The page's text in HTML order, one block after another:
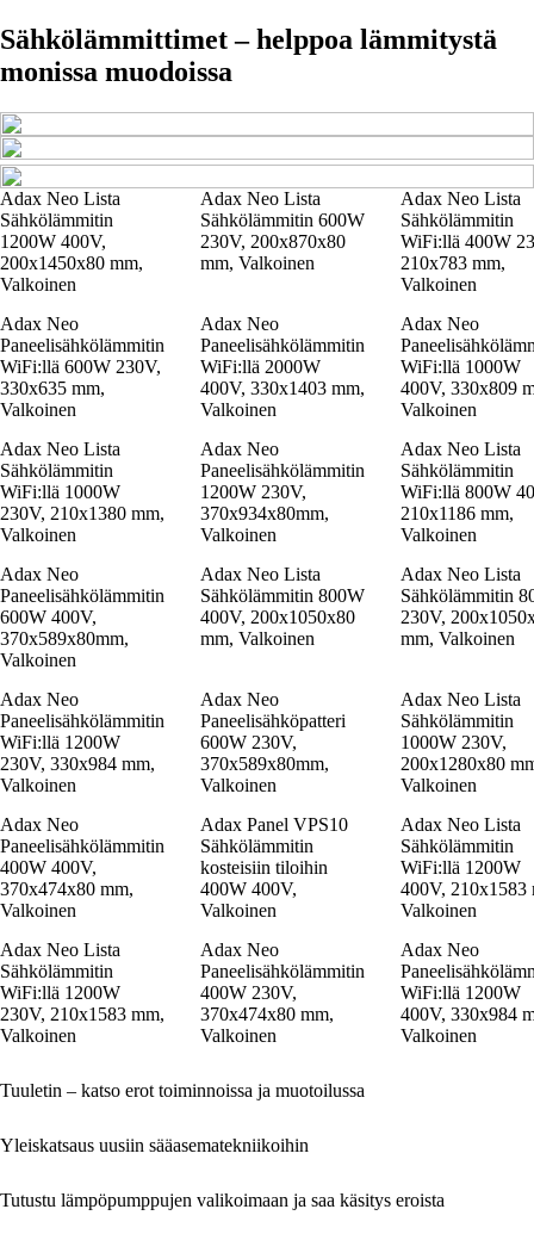
Sähkölämmittimet – helppoa lämmitystä
monissa muodoissa
Adax Neo Lista
Sähkölämmitin
1200W 400V,
200x1450x80 mm,
Valkoinen
Adax Neo Lista
Sähkölämmitin 600W
230V, 200x870x80
mm, Valkoinen
Adax Neo Lista
Sähkölämmitin
WiFi:llä 400W
210x783 mm,
Valkoinen
Adax Neo
Paneelisähkölämmitin
WiFi:llä 600W 230V,
330x635 mm,
Valkoinen
Adax Neo
Paneelisähkölämmitin
WiFi:llä 2000W
400V, 330x1403 mm,
Valkoinen
Adax Neo
WiFi:llä 1000W
400V, 330x809
Valkoinen
Adax Neo Lista
Sähkölämmitin
WiFi:llä 1000W
230V, 210x1380 mm,
Valkoinen
Adax Neo
Paneelisähkölämmitin
1200W 230V,
370x934x80mm,
Valkoinen
Adax Neo Lista
Sähkölämmitin
WiFi:llä 800W
210x1186 mm,
Valkoinen
Adax Neo
Paneelisähkölämmitin
600W 400V,
370x589x80mm,
Valkoinen
Adax Neo Lista
Sähkölämmitin 800W
400V, 200x1050x80
mm, Valkoinen
Adax Neo Lista
Sähkölämmitin
230V,
mm, Valkoinen
Adax Neo
Paneelisähkölämmitin
WiFi:llä 1200W
230V, 330x984 mm,
Valkoinen
Adax Neo
Paneelisähköpatteri
600W 230V,
370x589x80mm,
Valkoinen
Adax Neo Lista
Sähkölämmitin
1000W 230V,
200x1280x80
Valkoinen
Adax Neo
Paneelisähkölämmitin
400W 400V,
370x474x80 mm,
Valkoinen
Adax Panel VPS10
Sähkölämmitin
kosteisiin tiloihin
400W 400V,
Valkoinen
Adax Neo Lista
Sähkölämmitin
WiFi:llä 1200W
400V, 210x1583
Valkoinen
Adax Neo Lista
Sähkölämmitin
WiFi:llä 1200W
230V, 210x1583 mm,
Valkoinen
Adax Neo
Paneelisähkölämmitin
400W 230V,
370x474x80 mm,
Valkoinen
Adax Neo
WiFi:llä 1200W
400V, 330x984
Valkoinen
Tuuletin – katso erot toiminnoissa ja muotoilussa
Yleiskatsaus uusiin sääasematekniikoihin
Tutustu lämpöpumppujen valikoimaan ja saa käsitys eroista